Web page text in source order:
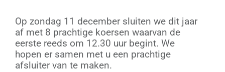
Op zondag 11 december sluiten we dit jaar
af met 8 prachtige koersen waarvan de
eerste reeds om 12.30 uur begint. We
hopen er samen met u een prachtige
afsluiter van te maken.